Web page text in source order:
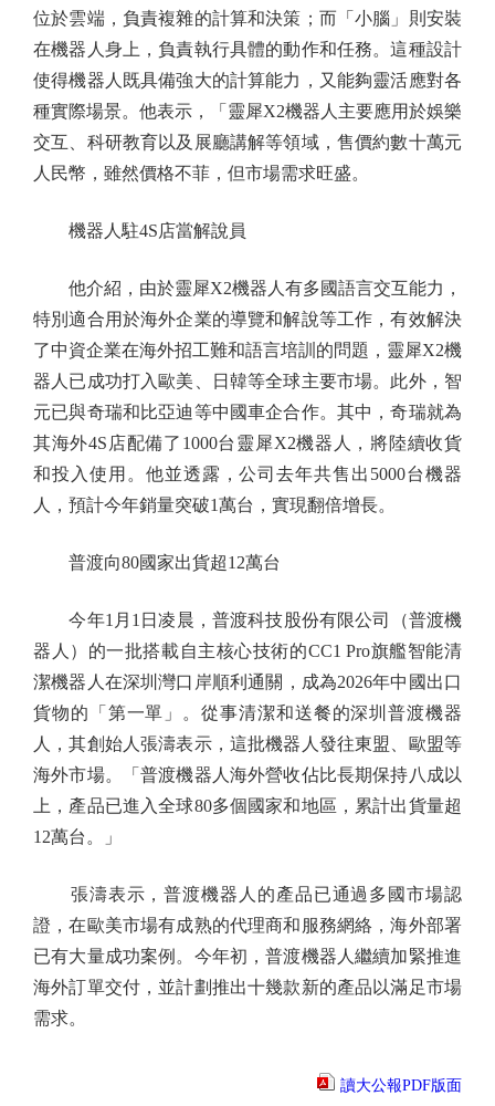
位於雲端，負責複雜的計算和決策；而「小腦」則安裝
在機器人身上，負責執行具體的動作和任務。這種設計
使得機器人既具備強大的計算能力，又能夠靈活應對各
種實際場景。他表示，「靈犀X2機器人主要應用於娛樂
交互、科研教育以及展廳講解等領域，售價約數十萬元
人民幣，雖然價格不菲，但市場需求旺盛。
機器人駐4S店當解說員
他介紹，由於靈犀X2機器人有多國語言交互能力，
特別適合用於海外企業的導覽和解說等工作，有效解決
了中資企業在海外招工難和語言培訓的問題，靈犀X2機
器人已成功打入歐美、日韓等全球主要市場。此外，智
元已與奇瑞和比亞迪等中國車企合作。其中，奇瑞就為
其海外4S店配備了1000台靈犀X2機器人，將陸續收貨
和投入使用。他並透露，公司去年共售出5000台機器
人，預計今年銷量突破1萬台，實現翻倍增長。
普渡向80國家出貨超12萬台
今年1月1日凌晨，普渡科技股份有限公司（普渡機
器人）的一批搭載自主核心技術的CC1 Pro旗艦智能清
潔機器人在深圳灣口岸順利通關，成為2026年中國出口
貨物的「第一單」。從事清潔和送餐的深圳普渡機器
人，其創始人張濤表示，這批機器人發往東盟、歐盟等
海外市場。「普渡機器人海外營收佔比長期保持八成以
上，產品已進入全球80多個國家和地區，累計出貨量超
12萬台。」
張濤表示，普渡機器人的產品已通過多國市場認
證，在歐美市場有成熟的代理商和服務網絡，海外部署
已有大量成功案例。今年初，普渡機器人繼續加緊推進
海外訂單交付，並計劃推出十幾款新的產品以滿足市場
需求。
讀大公報PDF版面